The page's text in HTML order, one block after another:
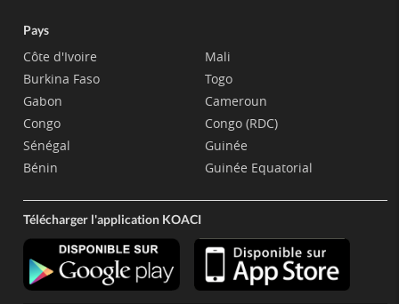
Pays
Côte d'Ivoire
Burkina Faso
Gabon
Congo
Sénégal
Bénin
Mali
Togo
Cameroun
Congo (RDC)
Guinée
Guinée Equatorial
Télécharger l'application KOACI